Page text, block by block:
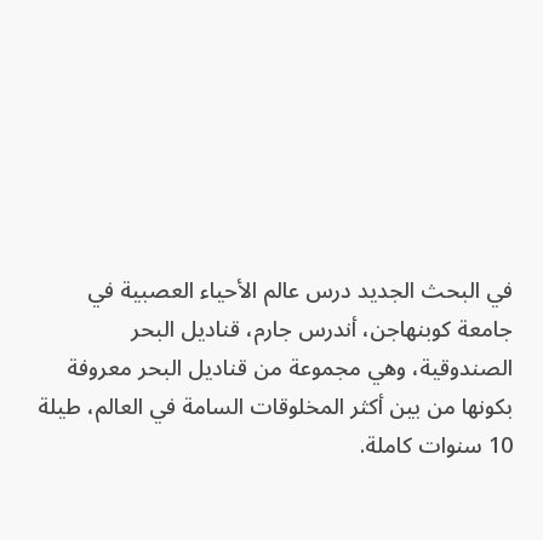
في البحث الجديد درس عالم الأحياء العصبية في
جامعة كوبنهاجن، أندرس جارم، قناديل البحر
الصندوقية، وهي مجموعة من قناديل البحر معروفة
بكونها من بين أكثر المخلوقات السامة في العالم، طيلة
10 سنوات كاملة.